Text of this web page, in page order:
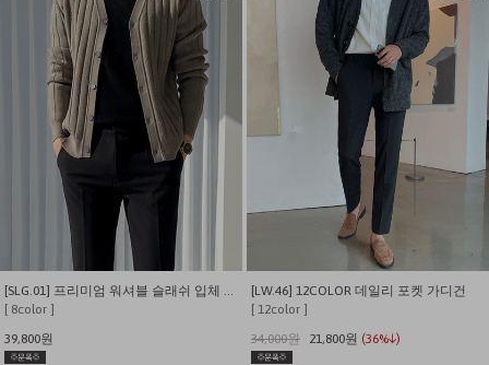
[SLG.01] 프리미엄 워셔블 슬래쉬 입체 패턴 가디건
[ 8color ]
39,800원
[LW.46] 12COLOR 데일리 포켓 가디건
[ 12color ]
34,000원
21,800원 (36%↓)